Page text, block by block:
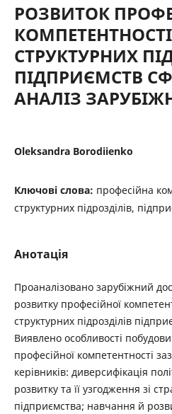
РОЗВИТОК
СТРУКТУРНИХ
ПІДПРИЄМСТВ
АНАЛІЗ
Oleksandra Borodiienko
Ключові слова: професійна
структурних підрозділів,
Анотація
Проаналізовано зарубіжний
розвитку професійної
структурних підрозділів
Виявлено особливості
професійної компетентності
керівників: диверсифікація
розвитку та її узгодження зі
підприємства; навчання й